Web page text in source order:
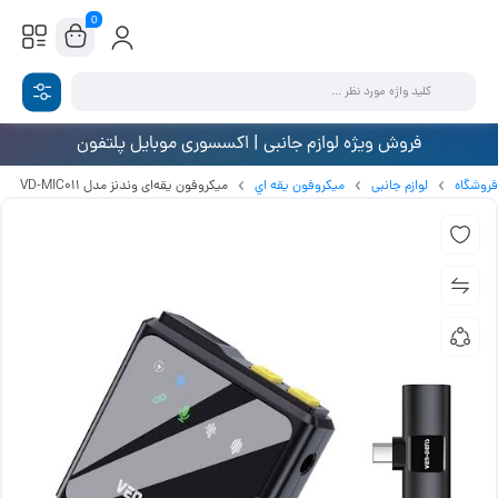
0
فروش ویژه لوازم جانبی | اکسسوری موبایل پلتفون
فروشگاه لوازم جانبی ميکروفون يقه اي میکروفون یقه‌ای وندنز مدل VD-MIC011